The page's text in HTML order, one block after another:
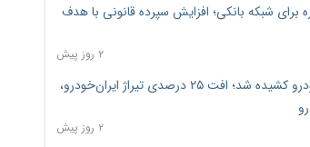
برای شبکه بانکی؛ افزایش سپرده قانونی با هدف
۲ روز پیش
ترمز تولید خودرو کشیده شد؛ افت ۲۵ درصدی تیراژ ایران‌خودرو،
۲ روز پیش